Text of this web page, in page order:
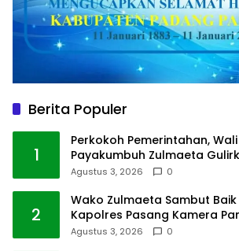
Berita Populer
1
Perkokoh Pemerintahan,
Payakumbuh Zulmaeta
Agustus 3, 2026 0
2
Wako Zulmaeta Sambut
Kapolres Pasang Kamera
Agustus 3, 2026 0